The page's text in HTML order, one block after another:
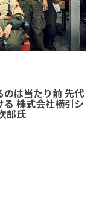
は当たり前 先代
株式会社横引シ
郎氏